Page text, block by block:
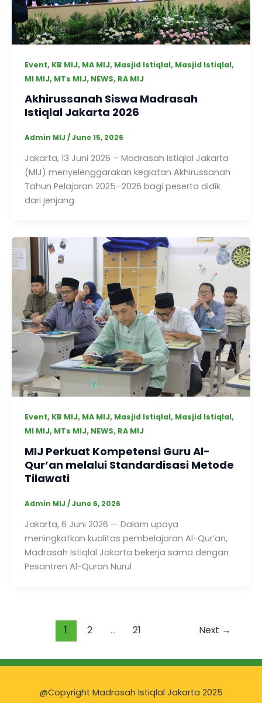
Event, KB MIJ, MA MIJ, Masjid Istiqlal, Masjid Istiqlal,
MI MIJ, MTs MIJ, NEWS, RA MIJ
Akhirussanah Siswa Madrasah
Istiqlal Jakarta 2026
Admin MIJ /June 15, 2026
Jakarta, 13 Juni 2026 – Madrasah Istiqlal Jakarta
(MIJ) menyelenggarakan kegiatan Akhirussanah
Tahun Pelajaran 2025–2026 bagi peserta didik
dari jenjang
Event, KB MIJ, MA MIJ, Masjid Istiqlal, Masjid Istiqlal,
MI MIJ, MTs MIJ, NEWS, RA MIJ
MIJ Perkuat Kompetensi Guru Al-
Qur’an melalui Standardisasi Metode
Tilawati
Admin MIJ /June 6, 2026
Jakarta, 6 Juni 2026 — Dalam upaya
meningkatkan kualitas pembelajaran Al-Qur’an,
Madrasah Istiqlal Jakarta bekerja sama dengan
Pesantren Al-Quran Nurul
1 2 … 21 Next →
@Copyright Madrasah Istiqlal Jakarta 2025